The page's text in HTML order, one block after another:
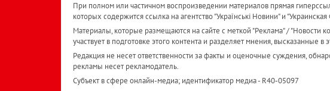
При полном или частичном воспроизведении материалов прямая
которых содержится ссылка на агентство "Українськi Новини" и
Материалы, которые размещаются на сайте с меткой "Реклама" / "Новости
участвует в подготовке этого контента и разделяет мнения, высказанные в
Редакция не несет ответственности за факты и оценочные суждения,
рекламы несет рекламодатель.
Субъект в сфере онлайн-медиа; идентификатор медиа - R40-05097